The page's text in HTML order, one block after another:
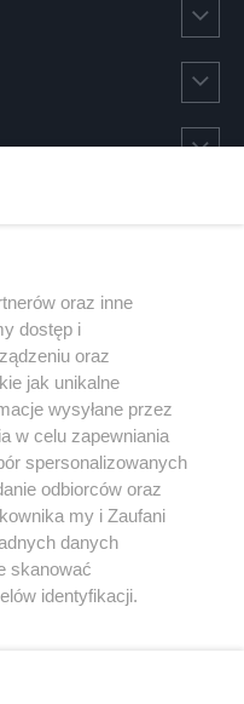
Youtube
oraz inne
dostęp i
oraz
jak unikalne
wysyłane przez
w celu zapewniania
spersonalizowanych
odbiorców oraz
my i Zaufani
danych
skanować
identyfikacji.